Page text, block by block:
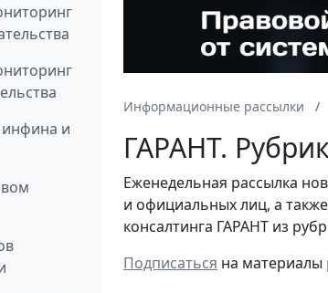
и
Информационные рассылки
ГАРАНТ.
Еженедельная рассылка
и официальных лиц, а
консалтинга ГАРАНТ из
Подписаться на материалы